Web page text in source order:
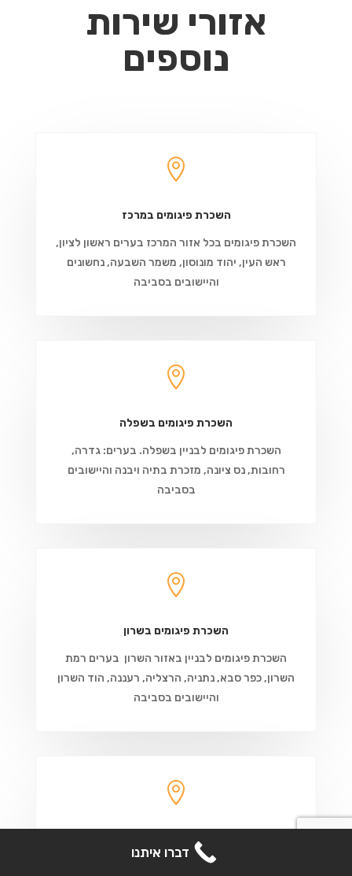
אזורי שירות
נוספים

השכרת פיגומים במרכז
השכרת פיגומים בכל אזור המרכז בערים ראשון לציון,
ראש העין, יהוד מונוסון, משמר השבעה, נחשונים
והיישובים בסביבה

השכרת פיגומים בשפלה
השכרת פיגומים לבניין בשפלה. בערים: גדרה,
רחובות, נס ציונה, מזכרת בתיה ויבנה והיישובים
בסביבה

השכרת פיגומים בשרון
השכרת פיגומים לבניין באזור השרון בערים רמת
השרון, כפר סבא, נתניה, הרצליה, רעננה, הוד השרון
והיישובים בסביבה

השכרת פיגומים בבקעת אונו
השכרת פיגומים באזור השרון לעבודות בניין בבקעת
דברו איתנו